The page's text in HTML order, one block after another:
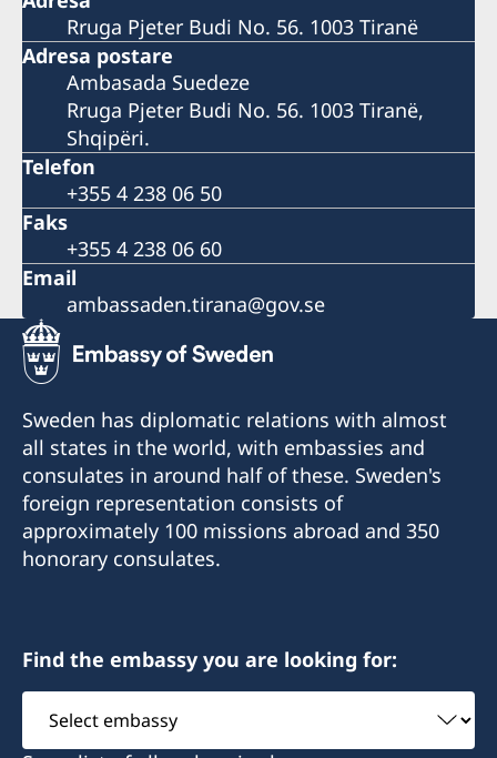
Rruga Pjeter Budi No. 56. 1003 Tiranë
Adresa postare
Ambasada Suedeze
Rruga Pjeter Budi No. 56. 1003 Tiranë,
Shqipëri.
Telefon
+355 4 238 06 50
Faks
+355 4 238 06 60
Email
ambassaden.tirana@gov.se
Sweden has diplomatic relations with almost
all states in the world, with embassies and
consulates in around half of these. Sweden's
foreign representation consists of
approximately 100 missions abroad and 350
honorary consulates.
Find the embassy you are looking for:
Select
embassy